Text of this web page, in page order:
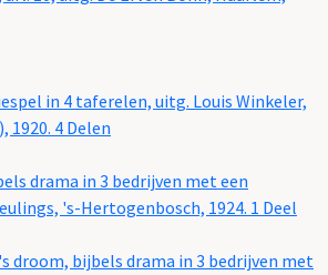
in 4 taferelen, uitg. Louis Winkeler,
1920. 4 Delen
drama in 3 bedrijven met een
's-Hertogenbosch, 1924. 1 Deel
droom, bijbels drama in 3 bedrijven met